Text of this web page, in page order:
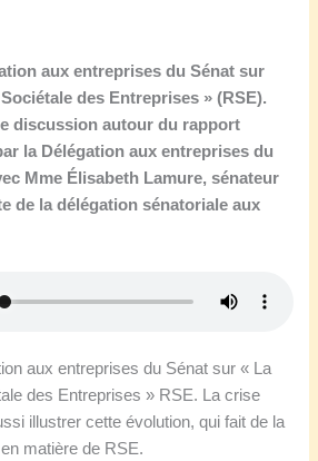
aux entreprises du Sénat sur
des Entreprises »(RSE).
discussion autour du rapport
la Délégation aux entreprises du
Mme Élisabeth Lamure, sénateur
de la délégation sénatoriale aux
aux entreprises du Sénat sur « La
des Entreprises » RSE. La crise
illustrer cette évolution, qui fait de la
matière de RSE.